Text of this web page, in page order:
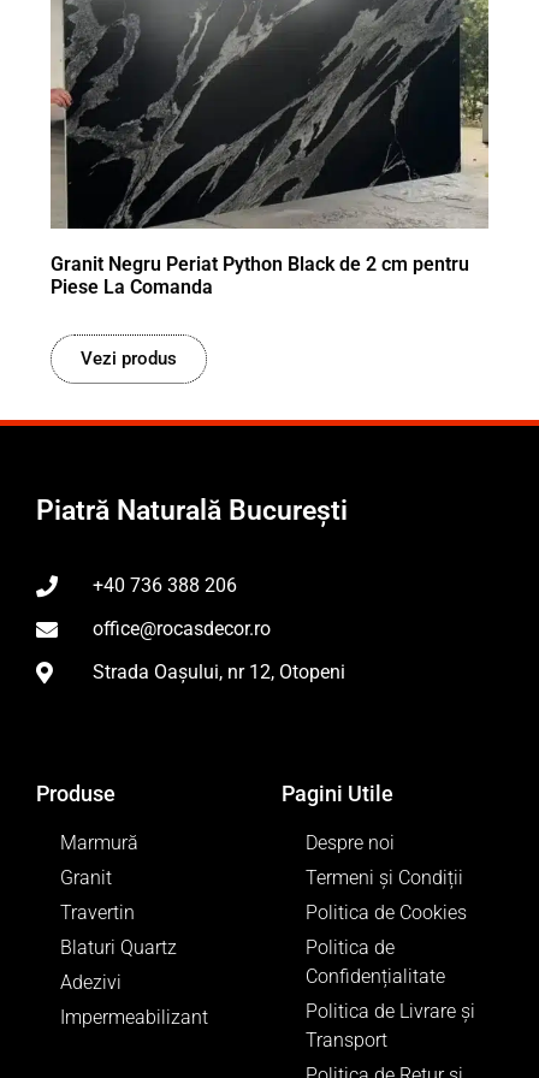
Granit Negru Periat Python Black de 2 cm pentru
Piese La Comanda
Vezi produs
Piatră Naturală București
+40 736 388 206
office@rocasdecor.ro
Strada Oașului, nr 12, Otopeni
Produse
Marmură
Granit
Travertin
Blaturi Quartz
Adezivi
Impermeabilizant
Pagini Utile
Despre noi
Termeni și Condiții
Politica de Cookies
Politica de
Confidențialitate
Politica de Livrare și
Transport